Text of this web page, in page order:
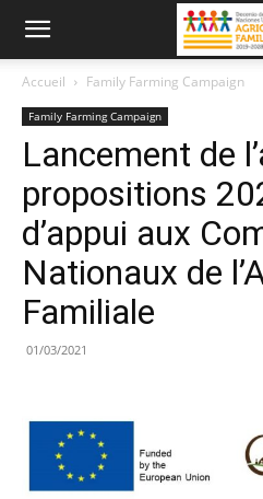
Accueil Family Farming Campaign
Family Farming Campaign
Lancement de
propositions
d’appui aux
Nationaux de
Familiale
01/03/2021